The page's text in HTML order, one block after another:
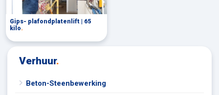
Gips- plafondplatenlift | 65
kilo.
Verhuur.
Beton-Steenbewerking